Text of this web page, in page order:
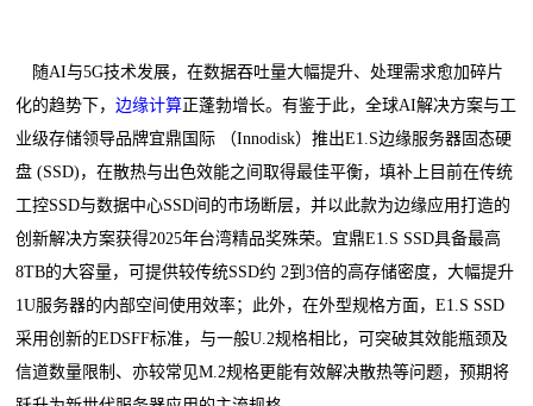
随AI与5G技术发展，在数据吞吐量大幅提升、处理需求愈加碎片
化的趋势下，边缘计算正蓬勃增长。有鉴于此，全球AI解决方案与工
业级存储领导品牌宜鼎国际 （Innodisk）推出E1.S边缘服务器固态硬
盘 (SSD)，在散热与出色效能之间取得最佳平衡，填补上目前在传统
工控SSD与数据中心SSD间的市场断层，并以此款为边缘应用打造的
创新解决方案获得2025年台湾精品奖殊荣。宜鼎E1.S SSD具备最高
8TB的大容量，可提供较传统SSD约 2到3倍的高存储密度，大幅提升
1U服务器的内部空间使用效率；此外，在外型规格方面，E1.S SSD
采用创新的EDSFF标准，与一般U.2规格相比，可突破其效能瓶颈及
信道数量限制、亦较常见M.2规格更能有效解决散热等问题，预期将